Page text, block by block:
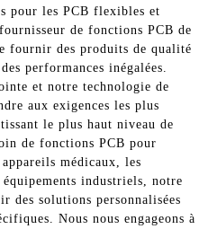
pour les PCB flexibles et
de fonctions PCB de
fournir des produits de qualité
performances inégalées.
et notre technologie de
aux exigences les plus
le plus haut niveau de
de fonctions PCB pour
médicaux, les
industriels, notre
des solutions personnalisées
Nous nous engageons à